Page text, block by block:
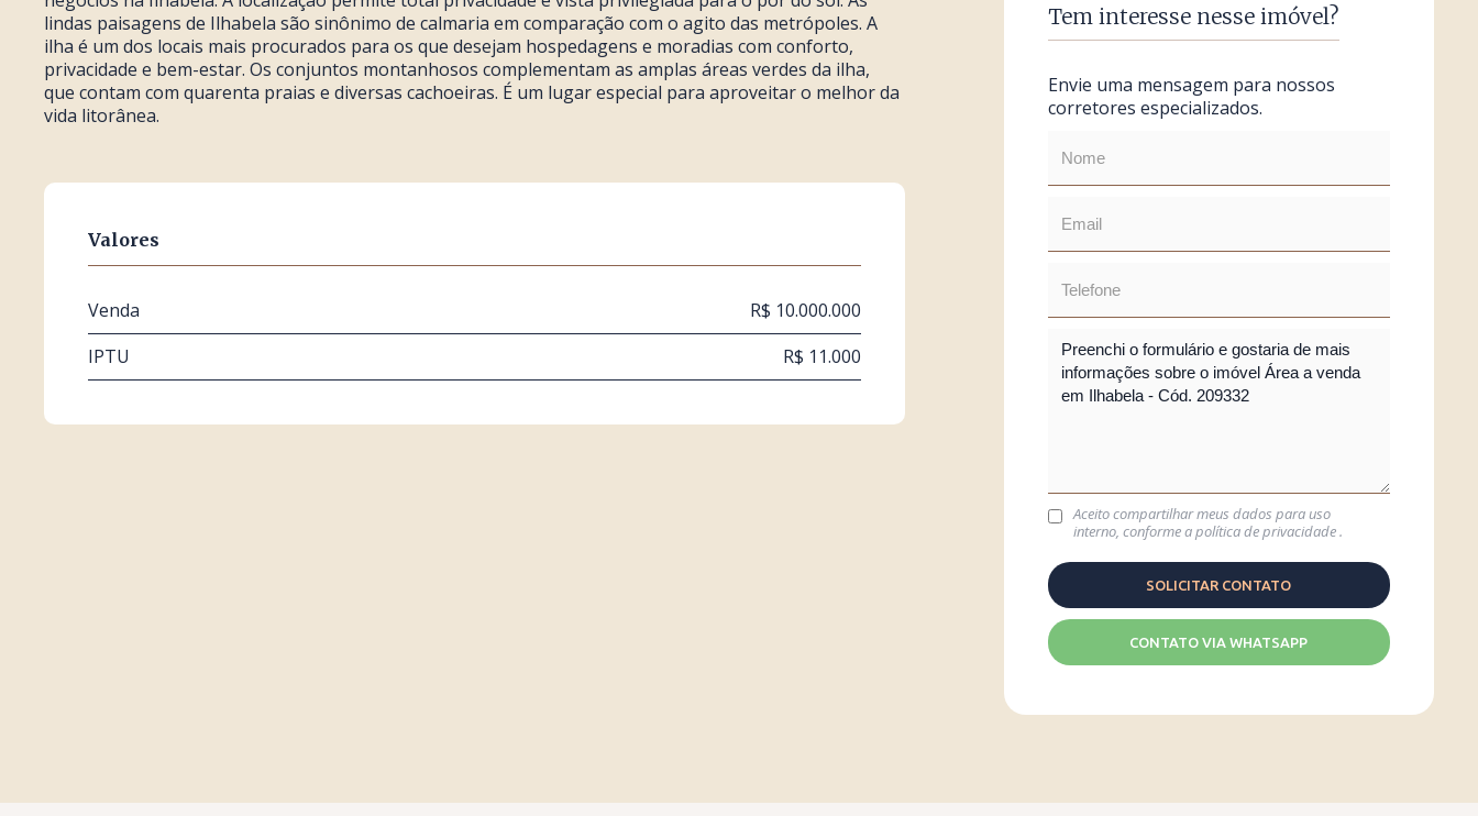
lindas paisagens de Ilhabela são sinônimo de calmaria em comparação com o agito das metrópoles. A
ilha é um dos locais mais procurados para os que desejam hospedagens e moradias com conforto,
privacidade e bem-estar. Os conjuntos montanhosos complementam as amplas áreas verdes da ilha,
que contam com quarenta praias e diversas cachoeiras. É um lugar especial para aproveitar o melhor da
vida litorânea.
Valores
Venda
R$ 10.000.000
IPTU
R$ 11.000
Tem interesse nesse imóvel?
Envie uma mensagem para nossos
corretores especializados.
Aceito compartilhar meus dados para uso
interno, conforme apolítica de privacidade.
CONTATO VIA WHATSAPP